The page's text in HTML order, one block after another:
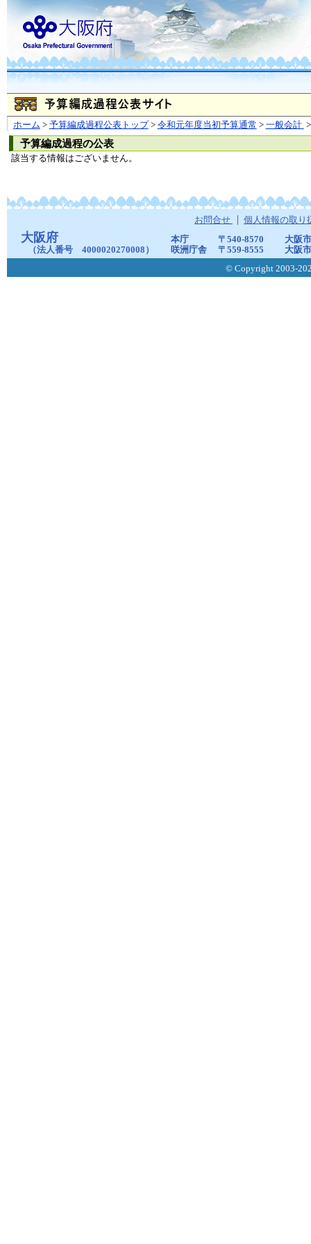
ホーム > 予算編成過程公表トップ> 令和元年度当初予算通常 > 一般会計 >
予算編成過程の公表
該当する情報はございません。
お問合せ 個人情報の取り
大阪府
（法人番号 4000020270008）
本庁 〒540-8570
大阪
咲洲庁舎
〒559-8555
大阪
© Copyright 2003-